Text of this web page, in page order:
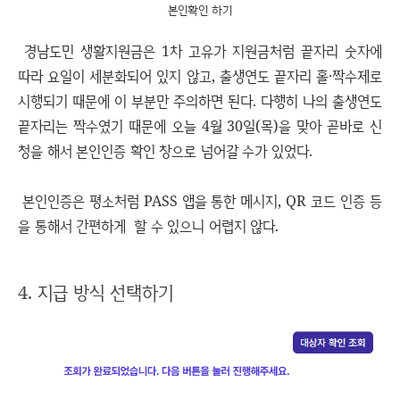
본인확인 하기
경남도민 생활지원금은 1차 고유가 지원금처럼 끝자리 숫자에
따라 요일이 세분화되어 있지 않고, 출생연도 끝자리 홀·짝수제로
시행되기 때문에 이 부분만 주의하면 된다. 다행히 나의 출생연도
끝자리는 짝수였기 때문에 오늘 4월 30일(목)을 맞아 곧바로 신
청을 해서 본인인증 확인 창으로 넘어갈 수가 있었다.
본인인증은 평소처럼 PASS 앱을 통한 메시지, QR 코드 인증 등
을 통해서 간편하게 할 수 있으니 어렵지 않다.
4. 지급 방식 선택하기